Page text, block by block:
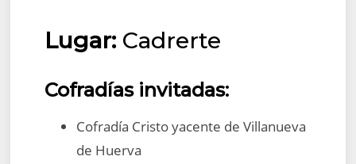
Lugar: Cadrerte
Cofradías invitadas:
Cofradía Cristo yacente de Villanueva
de Huerva